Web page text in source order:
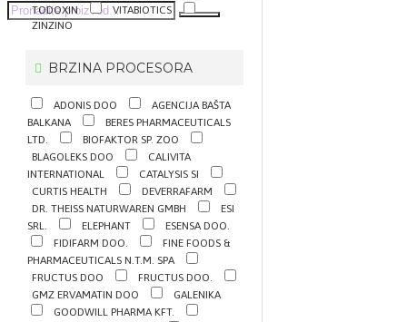
TODOXIN
VITABIOTICS
ZINZINO
BRZINA PROCESORA
ADONIS DOO
AGENCIJA BAŠTA
BALKANA
BERES PHARMACEUTICALS
LTD.
BIOFAKTOR SP. ZOO
BLAGOLEKS DOO
CALIVITA
INTERNATIONAL
CATALYSIS SI
CURTIS HEALTH
DEVERRAFARM
DR. THEISS NATURWAREN GMBH
ESI
SRL.
ELEPHANT
ESENSA DOO.
FIDIFARM DOO.
FINE FOODS &
PHARMACEUTICALS N.T.M. SPA
FRUCTUS DOO
FRUCTUS DOO.
GMZ ERVAMATIN DOO
GALENIKA
GOODWILL PHARMA KFT.